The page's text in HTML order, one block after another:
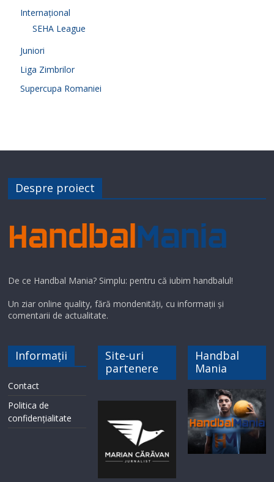
Internațional
SEHA League
Juniori
Liga Zimbrilor
Supercupa Romaniei
Despre proiect
De ce Handbal Mania? Simplu: pentru că iubim handbalul!
Un ziar online quality, fără mondenități, cu informații și
comentarii de actualitate.
Informații
Contact
Politica de
confidențialitate
Site-uri
partenere
Handbal
Mania